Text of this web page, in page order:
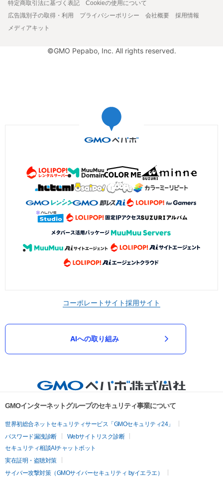
特定商取引法に基づく表記
Cookieの使用について
広告識別子の取得・利用
プライバシーポリシー 会社概要
採用情報
メディアキット
©GMO Pepabo, Inc. All rights reserved.
コーポレートサイト採用サイト
AIへの取り組み
GMOインターネットグループのセキュリティ事業について
世界初総合ネットセキュリティサービス「GMOセキュリティ24」
パスワード漏洩診断
Webサイトリスク診断
セキュリティ相談AIチャットボット
実在証明・盗聴対策
サイバー攻撃対策（GMOサイバーセキュリティ byイエラエ）